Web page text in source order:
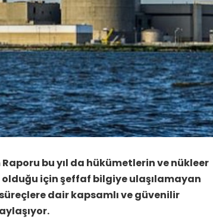
bu yıl da hükümetlerin ve nükleer
için şeffaf bilgiye ulaşılamayan
dair kapsamlı ve güvenilir